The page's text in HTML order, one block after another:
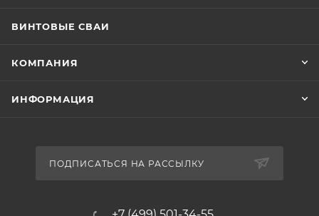
ВИНТОВЫЕ СВАИ
КОМПАНИЯ
ИНФОРМАЦИЯ
ПОДПИСАТЬСЯ НА РАССЫЛКУ